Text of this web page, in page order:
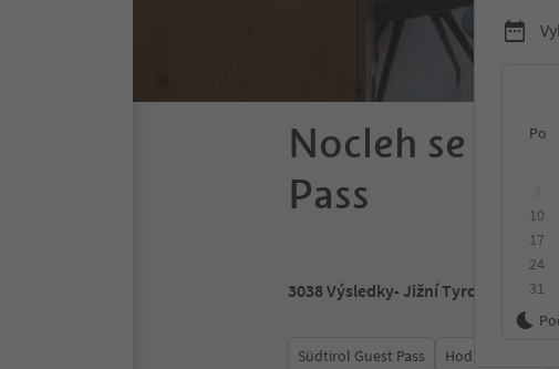
Po
10
17
24
31
Nocleh se
Pass
3038Výsledky- Jižní Tyrolsko
Südtirol Guest Pass Hodnocení